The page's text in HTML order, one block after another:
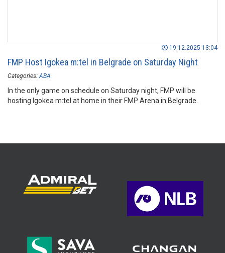
19.12.2025 13:04
FMP Host Igokea m:tel in Belgrade on Saturday Night
Categories: ABA
In the only game on schedule on Saturday night, FMP will be
hosting Igokea m:tel at home in their FMP Arena in Belgrade.